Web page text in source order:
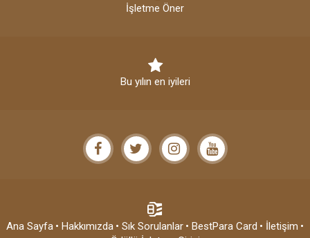
İşletme Öner
Bu yılın en iyileri
Ana Sayfa • Hakkımızda • Sık Sorulanlar • BestPara Card • İletişim •